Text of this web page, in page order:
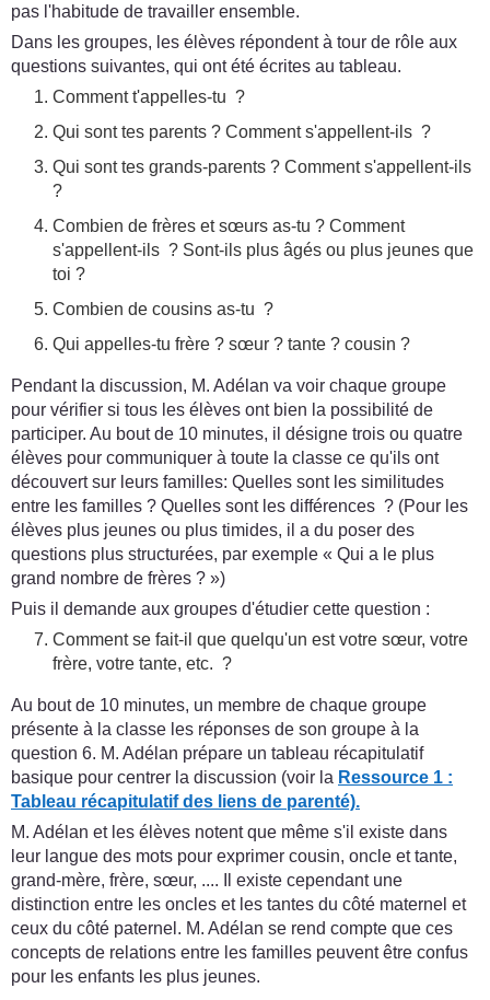
pas l'habitude de travailler ensemble.
Dans les groupes, les élèves répondent à tour de rôle aux
questions suivantes, qui ont été écrites au tableau.
Comment t'appelles-tu ?
Qui sont tes parents ? Comment s'appellent-ils ?
Qui sont tes grands-parents ? Comment s'appellent-ils
?
Combien de frères et sœurs as-tu ? Comment
s'appellent-ils ? Sont-ils plus âgés ou plus jeunes que
toi ?
Combien de cousins as-tu ?
Qui appelles-tu frère ? sœur ? tante ? cousin ?
Pendant la discussion, M. Adélan va voir chaque groupe
pour vérifier si tous les élèves ont bien la possibilité de
participer. Au bout de 10 minutes, il désigne trois ou quatre
élèves pour communiquer à toute la classe ce qu'ils ont
découvert sur leurs familles: Quelles sont les similitudes
entre les familles ? Quelles sont les différences ? (Pour les
élèves plus jeunes ou plus timides, il a du poser des
questions plus structurées, par exemple « Qui a le plus
grand nombre de frères ? »)
Puis il demande aux groupes d'étudier cette question :
Comment se fait-il que quelqu'un est votre sœur, votre
frère, votre tante, etc. ?
Au bout de 10 minutes, un membre de chaque groupe
présente à la classe les réponses de son groupe à la
question 6. M. Adélan prépare un tableau récapitulatif
basique pour centrer la discussion (voir la Ressource 1 :
Tableau récapitulatif des liens de parenté).
M. Adélan et les élèves notent que même s'il existe dans
leur langue des mots pour exprimer cousin, oncle et tante,
grand-mère, frère, sœur, .... Il existe cependant une
distinction entre les oncles et les tantes du côté maternel et
ceux du côté paternel. M. Adélan se rend compte que ces
concepts de relations entre les familles peuvent être confus
pour les enfants les plus jeunes.